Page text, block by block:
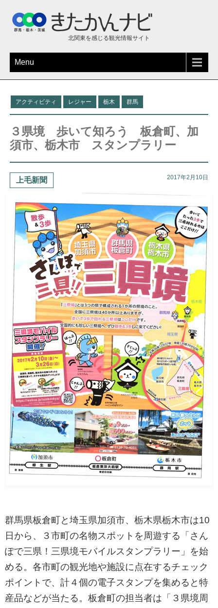
北関東を感じる観光情報サイト
Menu
アクティビティ レジャー 栃木 群馬
３県境 歩いて知ろう 板倉町、加
須市、栃木市 スタンプラリー
上毛新聞 2017年2月10日
群馬県板倉町と埼玉県加須市、栃木県栃木市は10
日から、３市町の名物スポットを周遊する「さん
ぽで三県！三県境モバイルスタンプラリー」を始
める。各市町の観光地や施設に点在するチェック
ポイントで、計４個の電子スタンプを集めると特
産品などが当たる。板倉町の担当者は「３県境周